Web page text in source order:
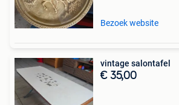
Bezoek website
vintage salontafel
€ 35,00